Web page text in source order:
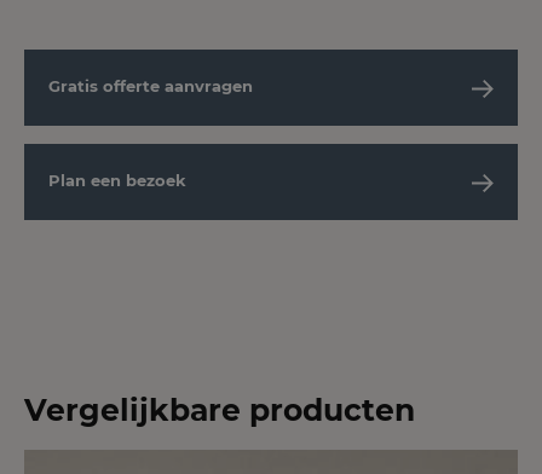
Gratis offerte aanvragen
Plan een bezoek
Vergelijkbare producten